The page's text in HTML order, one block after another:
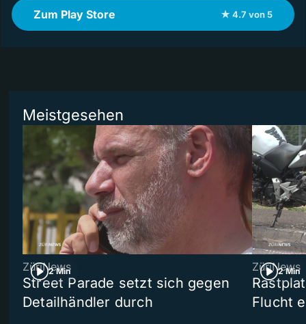
Zum Play Store ★ 4.7 von 5
Meistgesehen
2 Min
ZüriNews
Street Parade setzt sich gegen
Detailhändler durch
2 Min
ZüriNews
Flucht